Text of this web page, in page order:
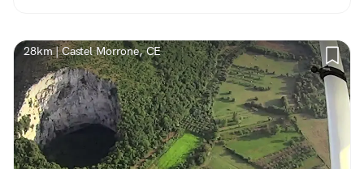
28km | Castel Morrone, CE